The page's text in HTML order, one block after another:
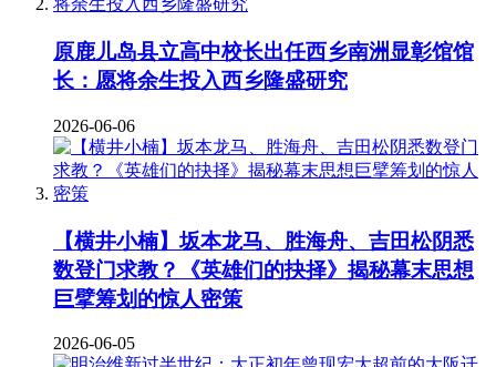
原鹿儿岛县立高中校长出任西乡南洲显彰馆馆
长：愿将余生投入西乡隆盛研究
2026-06-06
【横井小楠】坂本龙马、胜海舟、吉田松阴悉
数登门求教？《英雄们的抉择》揭秘幕末思想
巨擘筹划的惊人密策
2026-06-05